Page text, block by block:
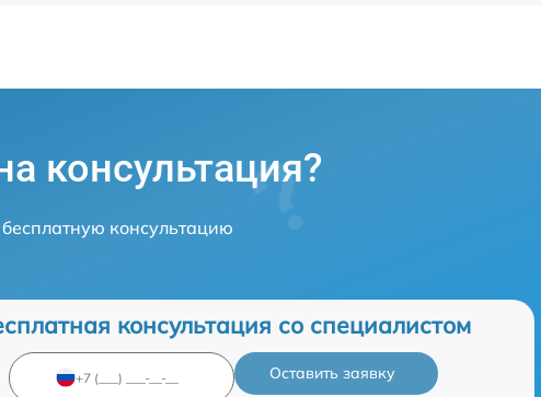
консультация?
консультацию
консультация со специалистом
Оставить заявку